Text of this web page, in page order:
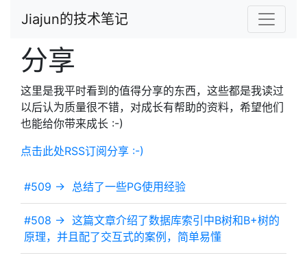
Jiajun的技术笔记
分享
这里是我平时看到的值得分享的东西，这些都是我读过
以后认为质量很不错，对成长有帮助的资料，希望他们
也能给你带来成长 :-)
点击此处RSS订阅分享 :-)
#509 -> 总结了一些PG使用经验
#508 -> 这篇文章介绍了数据库索引中B树和B+树的
原理，并且配了交互式的案例，简单易懂